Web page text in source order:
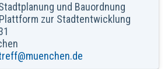
und Bauordnung
zur Stadtentwicklung